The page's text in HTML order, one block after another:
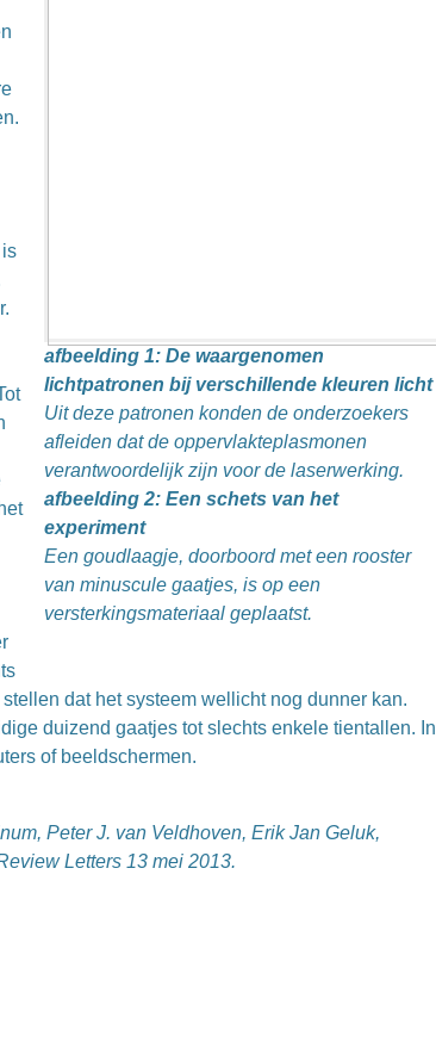
afbeelding 1: De waargenomen
lichtpatronen bij verschillende kleuren licht
Uit deze patronen konden de onderzoekers
afleiden dat de oppervlakteplasmonen
verantwoordelijk zijn voor de laserwerking.
afbeelding 2: Een schets van het
experiment
Een goudlaagje, doorboord met een rooster
van minuscule gaatjes, is op een
versterkingsmateriaal geplaatst.
dat het systeem wellicht nog dunner kan.
duizend gaatjes tot slechts enkele tientallen. In
of beeldschermen.
Peter J. van Veldhoven, Erik Jan Geluk,
Letters 13 mei 2013.